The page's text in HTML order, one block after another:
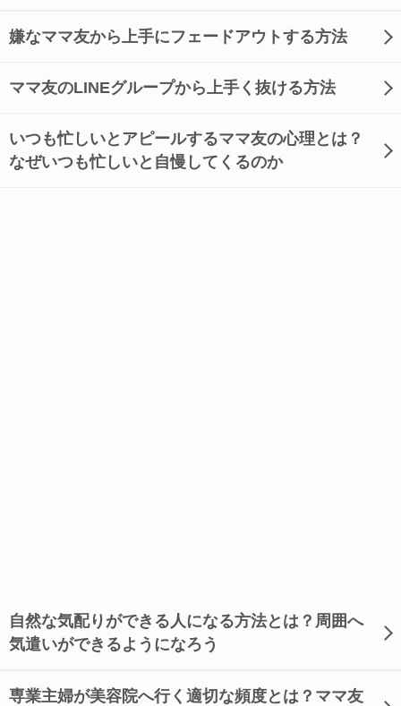
嫌なママ友から上手にフェードアウトする方法
ママ友のLINEグループから上手く抜ける方法
いつも忙しいとアピールするママ友の心理とは？
なぜいつも忙しいと自慢してくるのか
自然な気配りができる人になる方法とは？周囲へ
気遣いができるようになろう
専業主婦が美容院へ行く適切な頻度とは？ママ友